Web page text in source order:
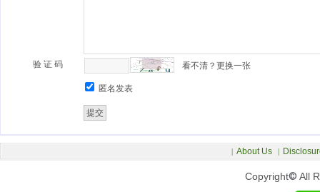
验 证 码 看不清？更换一张
匿名发表
Copyright© All
| About Us |